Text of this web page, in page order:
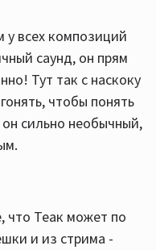
у всех композиций
саунд, он прям
Тут так с наскоку
чтобы понять
сильно необычный,
что Теак может по
и из стрима -